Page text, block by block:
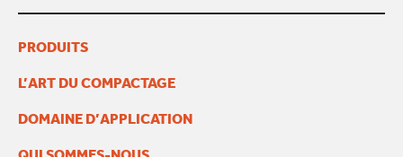
PRODUITS
L’ART DU COMPACTAGE
DOMAINE D’APPLICATION